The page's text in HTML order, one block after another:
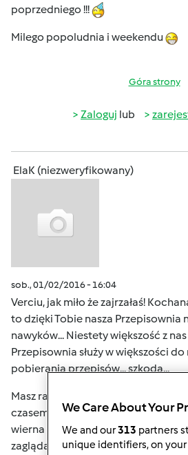
poprzedniego !!!
Milego popoludnia i weekendu
Góra strony
Zaloguj lub
ElaK (niezweryfikowany)
sob., 01/02/2016 - 16:04
Verciu, jak miło że zajrzałaś!
to dzięki Tobie nasza Przepisownia
nawyków... Niestety większość z nas
Przepisownia służy w większości
pobierania przepisów... szkoda...
Masz rację, że odeszłyśmy do
czasem tu zaglądamy. Na szczęście
wierna Hania; Monika i Grażynka
zaglądają. A reszta? Sama
We Care About Your
We and our313 partners
unique identifiers, on